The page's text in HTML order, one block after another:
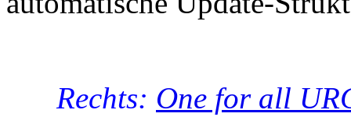
Rechts: One for all